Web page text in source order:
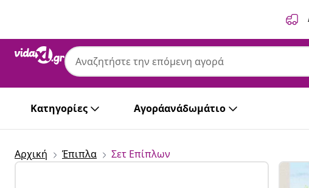
Κατηγορίες Αγοράανάδωμάτιο
Αρχική Έπιπλα Σετ Επίπλων